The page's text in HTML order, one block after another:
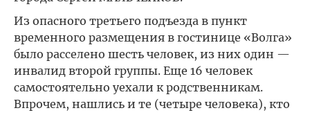
Из опасного третьего подъезда в пункт
временного размещения в гостинице «Волга»
было расселено шесть человек, из них один —
инвалид второй группы. Еще 16 человек
самостоятельно уехали к родственникам.
Впрочем, нашлись и те (четыре человека), кто